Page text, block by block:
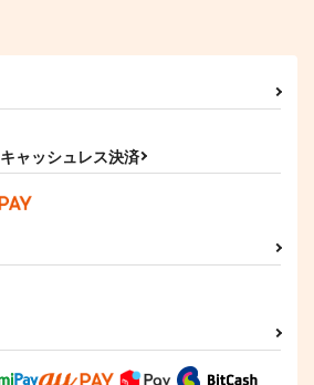
キャッシュレス決済